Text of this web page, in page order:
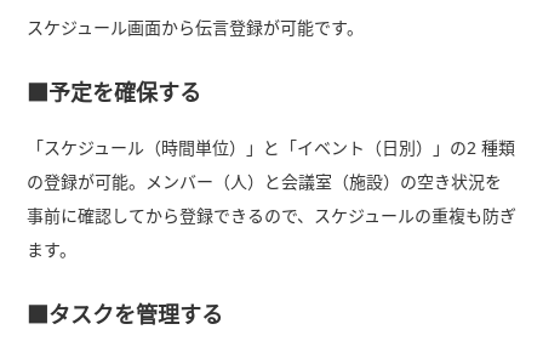
スケジュール画面から伝言登録が可能です。
■予定を確保する
「スケジュール（時間単位）」と「イベント（日別）」の2 種類
の登録が可能。メンバー（人）と会議室（施設）の空き状況を
事前に確認してから登録できるので、スケジュールの重複も防ぎ
ます。
■タスクを管理する